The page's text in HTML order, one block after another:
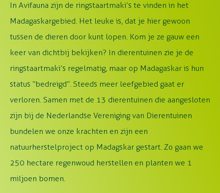
In Avifauna zijn de ringstaartmaki’s te vinden in het
Madagaskargebied. Het leuke is, dat je hier gewoon
tussen de dieren door kunt lopen. Kom je ze gauw een
keer van dichtbij bekijken? In dierentuinen zie je de
ringstaartmaki’s regelmatig, maar op Madagaskar is hun
status “bedreigd”. Steeds meer leefgebied gaat er
verloren. Samen met de 13 dierentuinen die aangesloten
zijn bij de Nederlandse Vereniging van Dierentuinen
bundelen we onze krachten en zijn een
natuurherstelproject op Madagskar gestart. Zo gaan we
250 hectare regenwoud herstellen en planten we 1
miljoen bomen.